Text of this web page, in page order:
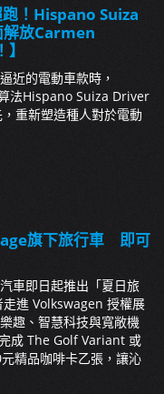
跑！Hispano Suiza
解放Carmen
近的電動車款時，
法Hispano Suiza Driver
重新塑造種人對於電動
旗下旅行車 即可
車即日起推出「夏日旅
進 Volkswagen 授權展
趣、智慧科技與寬敞機
成 The Golf Variant 或
精品咖啡卡乙張，讓沁